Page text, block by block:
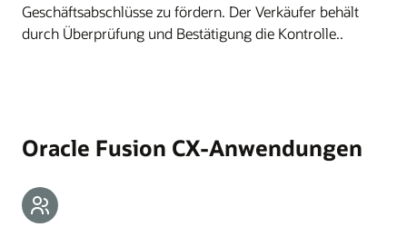
Geschäftsabschlüsse zu fördern. Der Verkäufer behält
durch Überprüfung und Bestätigung die Kontrolle..
Oracle Fusion CX-Anwendungen